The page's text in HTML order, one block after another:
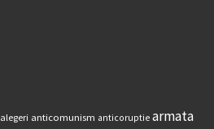
alegeri anticomunism anticoruptie armata